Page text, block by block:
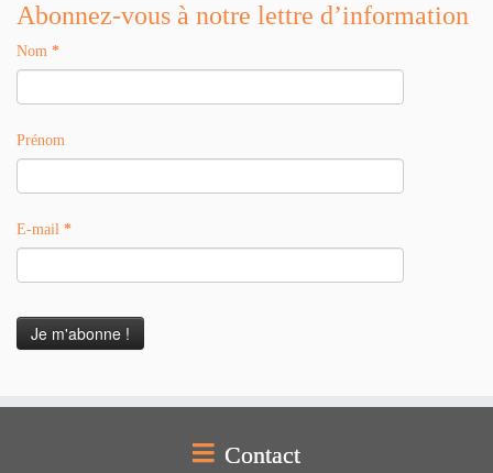
Abonnez-vous à notre lettre d’information
Nom *
Prénom
E-mail *
Contact